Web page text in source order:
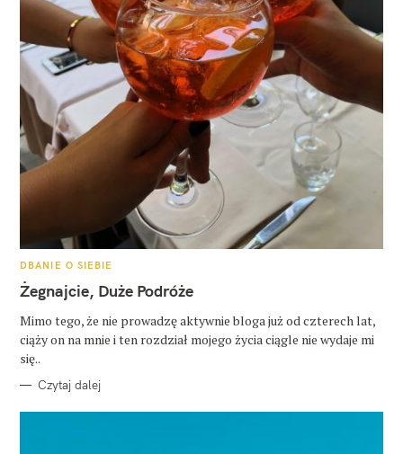
K
T
E
O
R
I
DBANIE O SIEBIE
Żegnajcie, Duże Podróże
Mimo tego, że nie prowadzę aktywnie bloga już od czterech lat,
ciąży on na mnie i ten rozdział mojego życia ciągle nie wydaje mi
się..
Czytaj dalej